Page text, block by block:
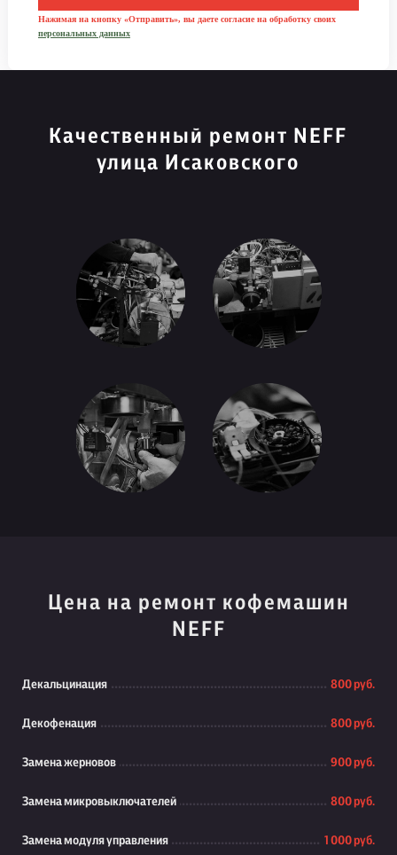
Нажимая на кнопку «Отправить», вы даете согласие на обработку своих
персональных данных
Качественный ремонт NEFF
улица Исаковского
Цена на ремонт кофемашин
NEFF
Декальцинация 800 руб.
Декофенация 800 руб.
Замена жерновов 900 руб.
Замена микровыключателей 800 руб.
Замена модуля управления 1 000 руб.